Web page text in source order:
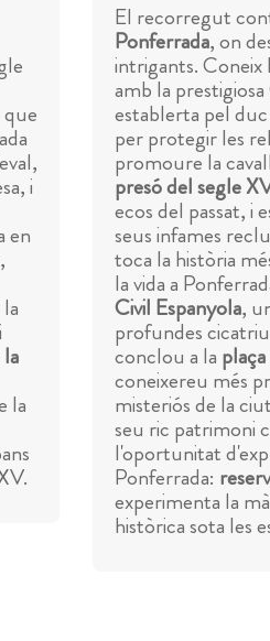
i
en
la
El recorregut
Ponferrada, on
intrigants. Coneix
amb la prestigiosa
establerta pel
per protegir les
promoure la
presó del segle
ecos del passat, i
seus infames
toca la història
la vida a
Civil Espanyola,
profundes
conclou a la
coneixereu més
misteriós de la
seu ric patrimoni
l'oportunitat
Ponferrada:
experimenta la
històrica sota les